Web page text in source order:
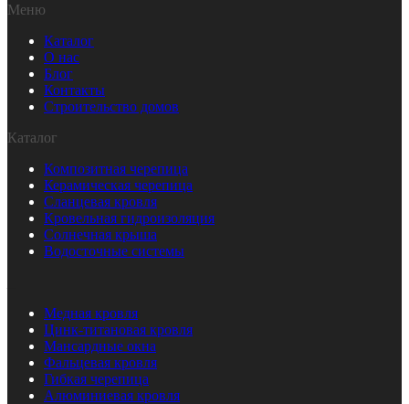
Меню
Каталог
О нас
Блог
Контакты
Строительство домов
Каталог
Композитная черепица
Керамическая черепица
Сланцевая кровля
Кровельная гидроизоляция
Солнечная крыша
Водосточные системы
Медная кровля
Цинк-титановая кровля
Мансардные окна
Фальцевая кровля
Гибкая черепица
Алюминиевая кровля